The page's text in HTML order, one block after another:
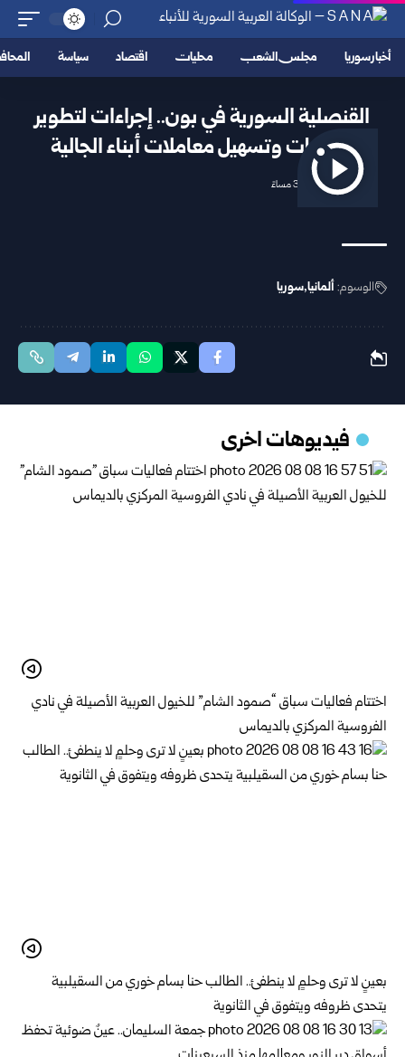
أخبار سوريا مجلس الشعب محليات اقتصاد سياسة
القنصلية السورية في بون.. إجراءات لتطوير
الخدمات وتسهيل معاملات أبناء الجالية
2026/04/18 3:42 مساءً
الوسوم: ألمانيا سوريا
فيديوهات اخرى
اختتام فعاليات سباق “صمود الشام” للخيول العربية الأصيلة في نادي
الفروسية المركزي بالديماس
بعينٍ لا ترى وحلمٍ لا ينطفئ.. الطالب حنا بسام خوري من السقيلبية
يتحدى ظروفه ويتفوق في الثانوية